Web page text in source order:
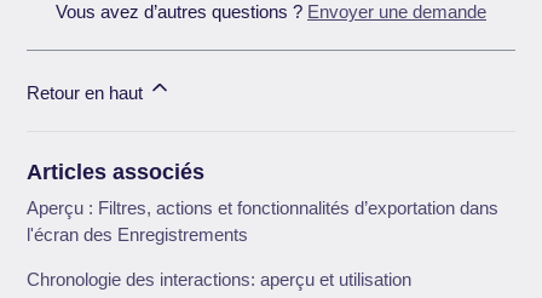
Vous avez d’autres questions ? Envoyer une demande
Retour en haut
Articles associés
Aperçu : Filtres, actions et fonctionnalités d’exportation dans
l'écran des Enregistrements
Chronologie des interactions: aperçu et utilisation